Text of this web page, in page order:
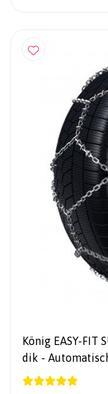
König EASY-FIT
dik -
ARTIKEL!!